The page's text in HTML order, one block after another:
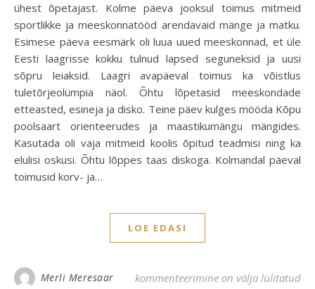
ühest õpetajast. Kolme päeva jooksul toimus mitmeid
sportlikke ja meeskonnatööd arendavaid mänge ja matku.
Esimese päeva eesmärk oli luua uued meeskonnad, et üle
Eesti laagrisse kokku tulnud lapsed seguneksid ja uusi
sõpru leiaksid. Laagri avapäeval toimus ka võistlus
tuletõrjeolümpia näol. Õhtu lõpetasid meeskondade
etteasted, esineja ja disko. Teine päev kulges mööda Kõpu
poolsaart orienteerudes ja maastikumängu mängides.
Kasutada oli vaja mitmeid koolis õpitud teadmisi ning ka
elulisi oskusi. Õhtu lõppes taas diskoga. Kolmandal päeval
toimusid korv- ja…
LOE EDASI
Merli Meresaar Lüllemäe lapsed Hiiumaa laagris
kommenteerimine on välja lülitatud